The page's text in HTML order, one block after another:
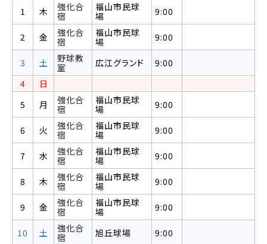
1 木
強化合
宿
福山市民球
場
9:00
2 金
強化合
宿
福山市民球
場
9:00
3 土
野球教
室
広江グランド
9:00
4
日
5
月
強化合
宿
福山市民球
場
9:00
6 火
強化合
宿
福山市民球
場
9:00
7 水
強化合
宿
福山市民球
場
9:00
8 木
強化合
宿
福山市民球
場
9:00
9 金
強化合
宿
福山市民球
場
9:00
10 土
強化合
宿
旭丘球場
9:00